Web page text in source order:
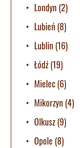
Londyn (2)
Lubień (8)
Lublin (16)
Łódź(19)
Mielec(6)
Mikorzyn (4)
Olkusz(9)
Opole (8)